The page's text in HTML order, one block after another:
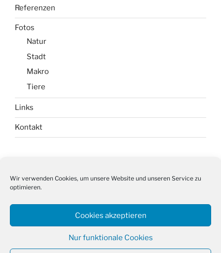
Wir verwenden Cookies, um unsere Website und unseren Service zu
optimieren.
Cookies akzeptieren
Nur funktionale Cookies
Referenzen
Fotos
Natur
Stadt
Makro
Tiere
Links
Kontakt
Datenschutz
Cookie-Richtlinie (EU)